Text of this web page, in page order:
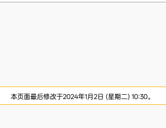
本页面最后修改于2024年1月2日 (星期二) 10:30。